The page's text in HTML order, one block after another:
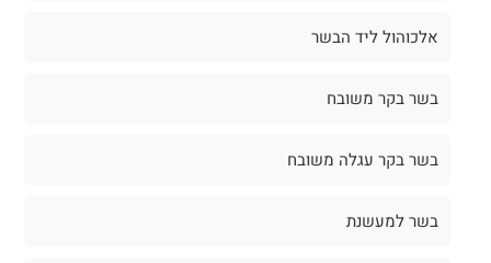
אלכוהול ליד הבשר
בשר בקר משובח
בשר בקר עגלה משובח
בשר למעשנת